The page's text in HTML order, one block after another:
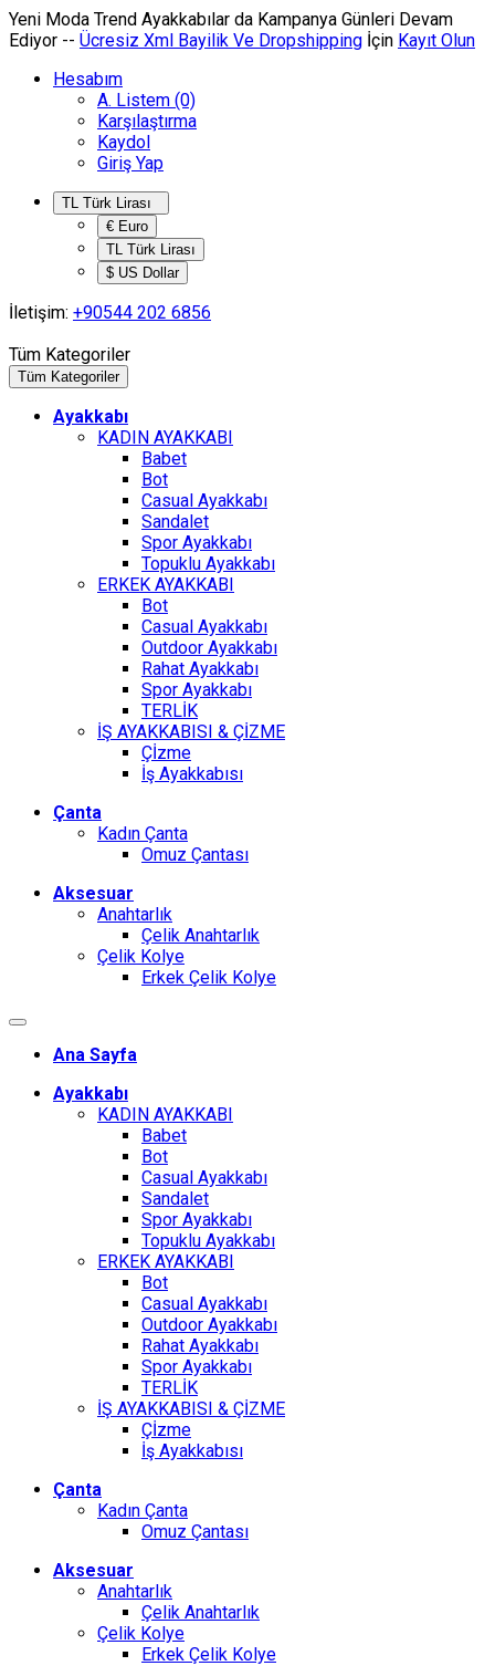
Yeni Moda Trend Ayakkabılar da Kampanya Günleri Devam
Ediyor -- Ücresiz Xml Bayilik Ve Dropshipping İçin Kayıt Olun
Hesabım
A. Listem (0)
Karşılaştırma
Kaydol
Giriş Yap
€ Euro
TL Türk Lirası
$ US Dollar
İletişim: +90544 202 6856
Tüm Kategoriler
Tüm Kategoriler
Ayakkabı
KADIN AYAKKABI
Babet
Bot
Casual Ayakkabı
Sandalet
Spor Ayakkabı
Topuklu Ayakkabı
ERKEK AYAKKABI
Bot
Casual Ayakkabı
Outdoor Ayakkabı
Rahat Ayakkabı
Spor Ayakkabı
TERLİK
İŞ AYAKKABISI & ÇİZME
Çİzme
İş Ayakkabısı
Çanta
Kadın Çanta
Omuz Çantası
Aksesuar
Anahtarlık
Çelik Anahtarlık
Çelik Kolye
Erkek Çelik Kolye
Ana Sayfa
Ayakkabı
KADIN AYAKKABI
Babet
Bot
Casual Ayakkabı
Sandalet
Spor Ayakkabı
Topuklu Ayakkabı
ERKEK AYAKKABI
Bot
Casual Ayakkabı
Outdoor Ayakkabı
Rahat Ayakkabı
Spor Ayakkabı
TERLİK
İŞ AYAKKABISI & ÇİZME
Çİzme
İş Ayakkabısı
Çanta
Kadın Çanta
Omuz Çantası
Aksesuar
Anahtarlık
Çelik Anahtarlık
Çelik Kolye
Erkek Çelik Kolye